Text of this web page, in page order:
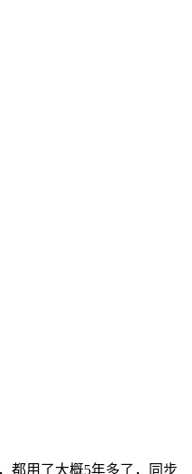
都用了大概5年多了，同步